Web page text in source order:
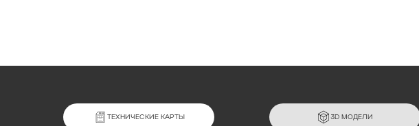
3D МОДЕЛИ
ТЕХНИЧЕСКИЕ КАРТЫ